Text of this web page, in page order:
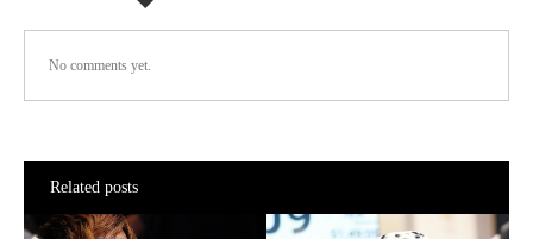
No comments yet.
Related posts